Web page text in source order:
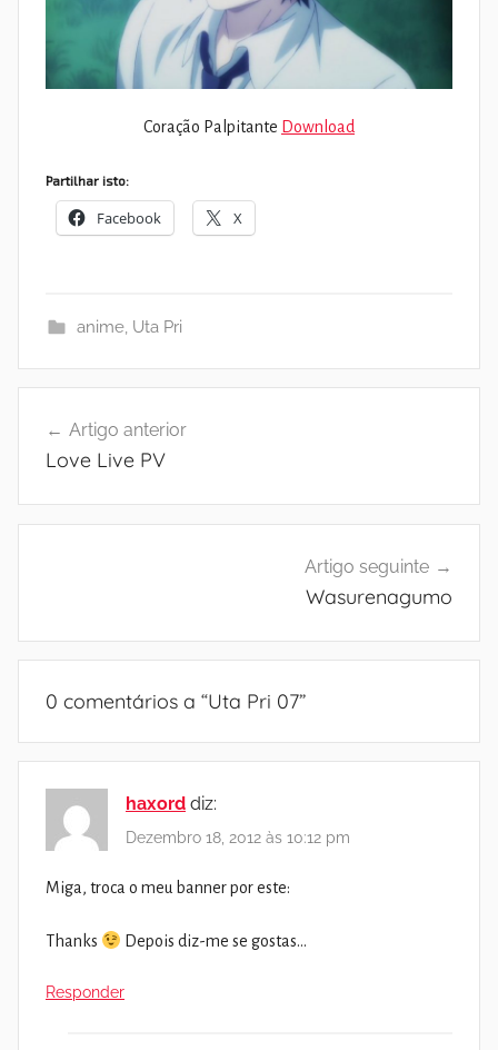
Coração Palpitante Download
Partilhar isto:
Facebook X
anime, Uta Pri
de
Artigo anterior
Love Live PV
Artigo seguinte
Wasurenagumo
0 comentários a “Uta Pri 07”
haxord diz:
Dezembro 18, 2012 às 10:12 pm
Miga, troca o meu banner por este:
Thanks Depois diz-me se gostas…
Responder